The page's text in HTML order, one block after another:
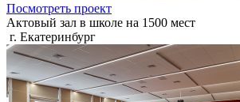
Посмотреть проект
Актовый зал в школе на 1500 мест
г. Екатеринбург